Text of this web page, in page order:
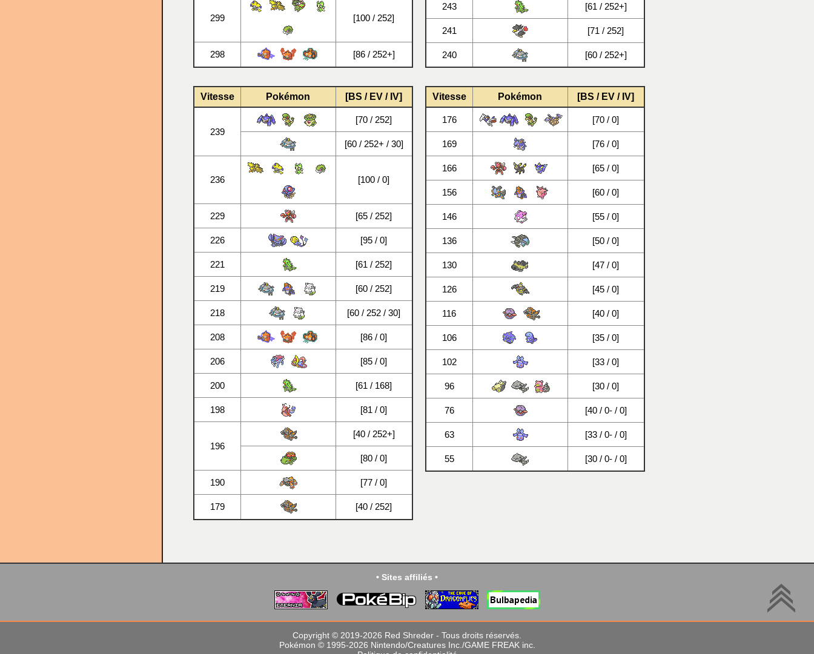
299 [100 / 252]
298 [86 / 252+]
243 [61 / 252+]
241 [71 / 252]
240 [60 / 252+]
Vitesse Pokémon [BS / EV / IV]
239
[70 / 252]
[60 / 252+ / 30]
236 [100 / 0]
229 [65 / 252]
226 [95 / 0]
221 [61 / 252]
219 [60 / 252]
218 [60 / 252 / 30]
208 [86 / 0]
206 [85 / 0]
200 [61 / 168]
198 [81 / 0]
196
[40 / 252+]
[80 / 0]
190 [77 / 0]
179 [40 / 252]
Vitesse Pokémon [BS / EV / IV]
176 [70 / 0]
169 [76 / 0]
166 [65 / 0]
156 [60 / 0]
146 [55 / 0]
136 [50 / 0]
130 [47 / 0]
126 [45 / 0]
116 [40 / 0]
106 [35 / 0]
102 [33 / 0]
96 [30 / 0]
76 [40 / 0- / 0]
63 [33 / 0- / 0]
55 [30 / 0- / 0]
• Sites affiliés •
Copyright © 2019-2026 Red Shreder - Tous droits réservés.
Pokémon © 1995-2026 Nintendo/Creatures Inc./GAME FREAK inc.